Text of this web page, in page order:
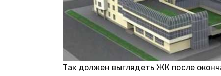
Так должен выглядеть ЖК после